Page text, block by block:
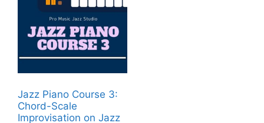
Jazz Piano Course 3:
Chord-Scale
Improvisation on Jazz